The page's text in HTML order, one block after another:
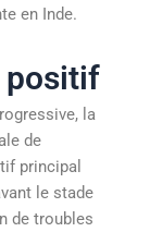
en Inde.
la
de
principal
le stade
de troubles